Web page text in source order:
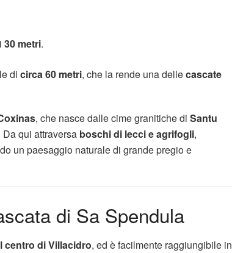
30 metri.
di circa 60 metri, che la rende una dellecascate
, che nasce dalle cime granitiche di Santu
Da qui attraversa boschi di lecci e agrifogli,
un paesaggio naturale di grande pregio e
di Sa Spendula
centro di Villacidro, ed è facilmente raggiungibile in